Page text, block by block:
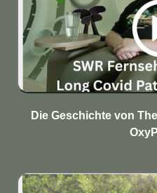
Die Geschichte von